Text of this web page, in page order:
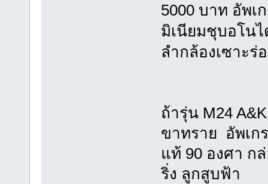
5000 บาท อัพเ
มิเนียมชุบอโน
ลำกล้องเซาะร่
ถ้ารุ่น M24
ขาทราย อัพเก
แท้ 90 องศา ก
ริ่ง ลูกสูบฟ้า